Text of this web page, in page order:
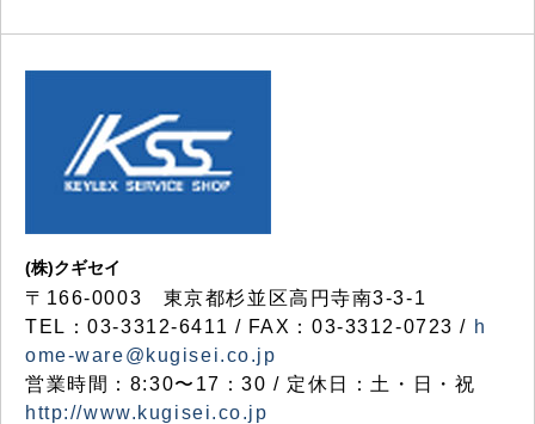
(株)クギセイ
〒166-0003 東京都杉並区高円寺南3-3-1
TEL：03-3312-6411 / FAX：03-3312-0723 / h
ome-ware@kugisei.co.jp
営業時間：8:30〜17：30 / 定休日：土・日・祝
http://www.kugisei.co.jp